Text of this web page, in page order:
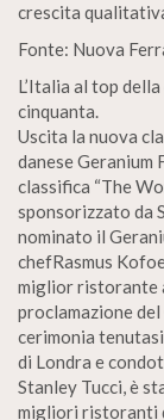
crescita
Fonte: Nuova
L’Italia al top
cinquanta.
Uscita la nuova
danese Geranium
classifica “The
sponsorizzato da
nominato il
chefRasmus
miglior ristorante
proclamazione
cerimonia
di Londra e
Stanley Tucci, è
migliori ristoranti